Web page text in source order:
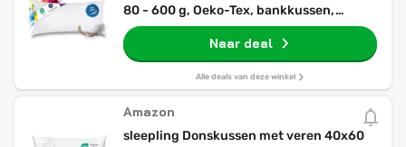
80 - 600 g, Oeko-Tex, bankkussen,
vulkussen, overtrek, katoen,
wit/binnenkussen/kussenvulling/
Naar deal
Alle deals van deze winkel
Amazon
sleepling Donskussen met veren 40x60